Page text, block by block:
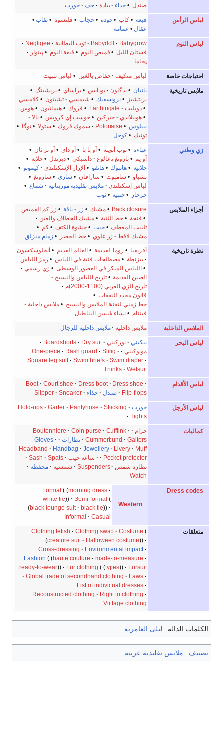
صندل •حذاء بيادة خف جورب
لباس الرأس قبعة •كاب •خوذة •حجاب • قلنسوة •نقاب •
عقال • عمامة
لباس النوم Babydoll Babygrow ثوب البطانية
Negligee
فستان الليل • قميص النوم • قبعة النوم •پينوار
پجاما
احتياجات خاصة لباس متكيف حفاض بالغين • لباس تثبيت
ملابس تاريخية بانيان •بدگاون بودايس •براساي •بريشينگ •
بريتشيز
•برونسفيك • شيمسي تشيتون •كلامسي
•دوبليت Farthingale
• فروك •هيماتيون •هوس
•هوبيلاندي جيركين •جوست إي كروبس •بالا
بيبلوس •
Polonaise سموك فروك • ستولا •توگا •
تونيك •كوجل
زي وطني عباءة •ثوب أبوينه • آو با با • أو داي • آو تر ثان •
آو يم •بارونغ تاغالوغ داشيكي •ديرندل •جلابة •
جلابية •هانبوك •هانفو • الإزار الإسكتلندي كيمونو •
تشباو • سامبوت • سارافان • ساري • سارونغ •
لباس إسكتلندي
ملابس تقليدية موريتانية شماغ •
جرجار
•جنبية •ثوب
أجزاء الملابس Back closure
•مشبك • زر ياقة • زر كم القميص
• فتحة •خط الثنية •مشبك الخطاف والعين
تلبيب المعطف •جيب •حشوة الكتف •كم •
مشبك لاقط
زر علوي •خط الخصر • زمام منزلق
نظرة تاريخية أفريقيا • روما القديمة • العالم القديم • أنجلوسكسون
بيزنطة •مصطلحات فنية في اللباس • رمز اللباس
• اللباس المبكر في العصور الوسطى • زي رسمي
الصين القديمة •تاريخ اللباس والنسيج
تاريخ الزي الغربي (1100-2000)م
قانون محدد للنفقات •
خط زمني لتقنية الملابس والنسيج •ملابس داخلية
فيتنام •نساء يلبسن البناطيل
الملابس الداخلية ملابس داخلية ملابس داخلية للرجال
لباس البحر بيكيني بوركيني Boardshorts
Dry suit
مونوكيني
One-piece Rash guard
Sling
Square leg suit
Swim briefs
Swim diaper
Trunks
Wetsuit
لباس الأقدام Boot Court shoe Dress boot
Dress shoe
Flip-flops
صندل حذاء Slipper Sneaker
لباس الأرجل جورب Hold-ups Garter Pantyhose
Stocking
Tights
كماليات حزام Boutonnière Coin purse
Cufflink
Cummerbund
Gaiters نظارات
Gloves
Headband
Handbag Jewellery Livery
Muff
Pocket protector
ساعة جيب Sash
Spats
نظارة شمس
Suspenders شمسية
محفظة
Watch
Dress codes
Western
Formal
morning dress
white tie
Semi-formal
black lounge suit
black tie
Informal
Casual
متعلقات Clothing fetish Clothing swap
Costume
creature suit
Halloween costume
Cross-dressing
Environmental impact
Fashion
haute couture
made-to-measure
ready-to-wear
Fur clothing types
Fursuit
Global trade of secondhand clothing
Laws
List of individual dresses
Reconstructed clothing
Right to clothing
Vintage clothing
الكلمات الدالة: ليلى العامرية
تصنيف: ملابس تقليدية عربية